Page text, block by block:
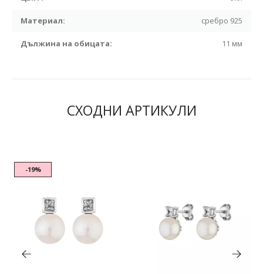
Материал: сребро 925
Дължина на обицата: 11 мм
СХОДНИ АРТИКУЛИ
-19%